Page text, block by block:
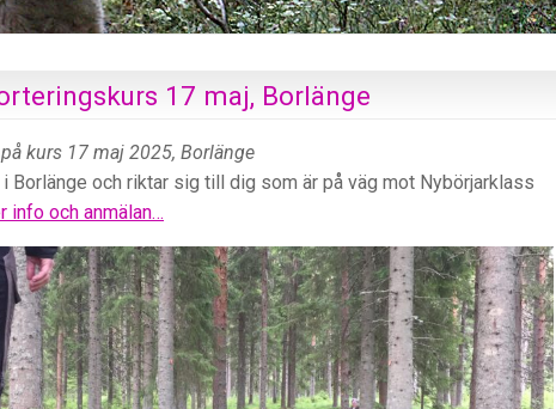
17 maj, Borlänge
kurs 17 maj 2025, Borlänge
i Borlänge och riktar sig till dig som är på väg mot Nybörjarklass
info och anmälan…